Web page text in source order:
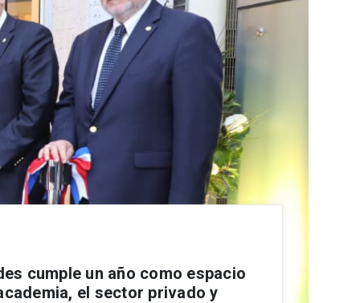
cumple un año como espacio
el sector privado y